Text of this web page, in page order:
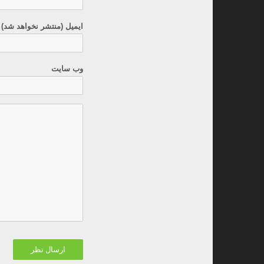
ایمیل (منتشر نخواهد
وب سایت